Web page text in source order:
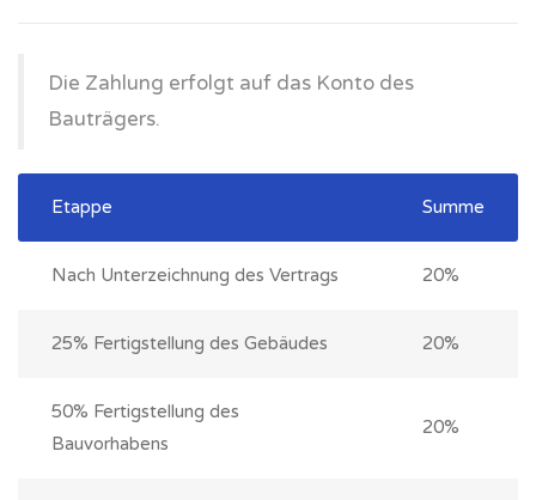
Die Zahlung erfolgt auf das Konto des
Bauträgers.
Etappe Summe
Nach Unterzeichnung des Vertrags 20%
25% Fertigstellung des Gebäudes 20%
50% Fertigstellung des
Bauvorhabens
20%